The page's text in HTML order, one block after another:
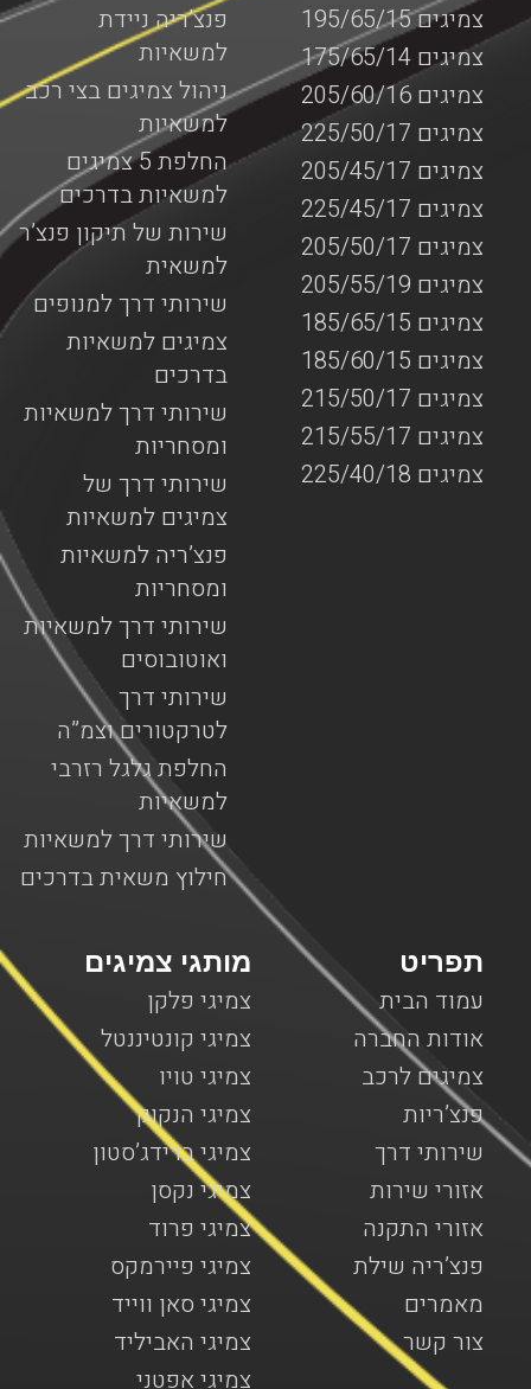
פנצ’ריה ניידת
למשאיות
ניהול צמיגים בצי רכב
למשאיות
החלפת 5 צמיגים
למשאיות בדרכים
שירות של תיקון פנצ’ר
למשאית
שירותי דרך למנופים
צמיגים למשאיות
בדרכים
שירותי דרך למשאיות
ומסחריות
שירותי דרך של
צמיגים למשאיות
פנצ’ריה למשאיות
ומסחריות
שירותי דרך למשאיות
ואוטובוסים
שירותי דרך
לטרקטורים וצמ”ה
החלפת גלגל רזרבי
למשאיות
שירותי דרך למשאיות
חילוץ משאית בדרכים
צמיגים 195/65/15
צמיגים 175/65/14
צמיגים 205/60/16
צמיגים 225/50/17
צמיגים 205/45/17
צמיגים 225/45/17
צמיגים 205/50/17
צמיגים 205/55/19
צמיגים 185/65/15
צמיגים 185/60/15
צמיגים 215/50/17
צמיגים 215/55/17
צמיגים 225/40/18
מותגי צמיגים
צמיגי פלקן
צמיגי קונטיננטל
צמיגי טויו
צמיגי הנקוק
צמיגי ברידג’סטון
צמיגי נקסן
צמיגי פרוד
צמיגי פיירמקס
צמיגי סאן ווייד
צמיגי האביליד
צמיגי אפטני
תפריט
עמוד הבית
אודות החברה
צמיגים לרכב
פנצ’ריות
שירותי דרך
אזורי שירות
אזורי התקנה
פנצ’ריה שילת
מאמרים
צור קשר